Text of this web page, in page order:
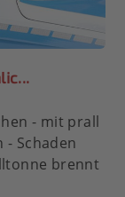
- mit prall
- Schaden
brennt